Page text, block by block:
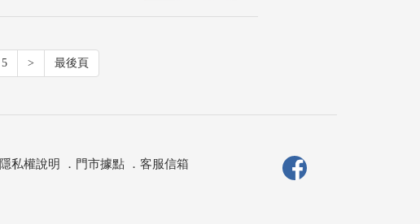
5 > 最後頁
隱私權說明 ． 門市據點． 客服信箱